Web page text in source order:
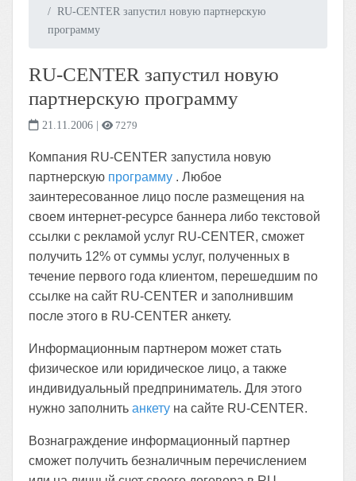
RU-CENTER запустил новую партнерскую
программу
RU-CENTER запустил новую
партнерскую программу
21.11.2006 | 7279
Компания RU-CENTER запустила новую
партнерскую программу . Любое
заинтересованное лицо после размещения на
своем интернет-ресурсе баннера либо текстовой
ссылки с рекламой услуг RU-CENTER, сможет
получить 12% от суммы услуг, полученных в
течение первого года клиентом, перешедшим по
ссылке на сайт RU-CENTER и заполнившим
после этого в RU-CENTER анкету.
Информационным партнером может стать
физическое или юридическое лицо, а также
индивидуальный предприниматель. Для этого
нужно заполнить анкету на сайте RU-CENTER.
Вознаграждение информационный партнер
сможет получить безналичным перечислением